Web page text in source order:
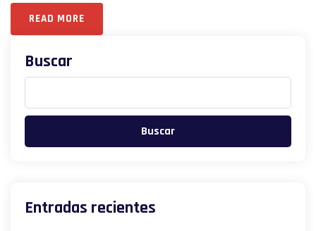
READ MORE
Buscar
Buscar
Entradas recientes